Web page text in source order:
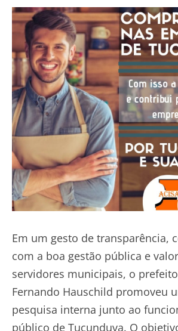
Em um gesto de transparência,
com a boa gestão pública e
servidores municipais, o prefeito
Fernando Hauschild promoveu
pesquisa interna junto ao
público de Tucunduva. O